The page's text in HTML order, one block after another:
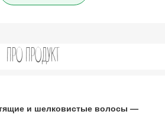
ПРО ПРОДУКТ
и шелковистые волосы —